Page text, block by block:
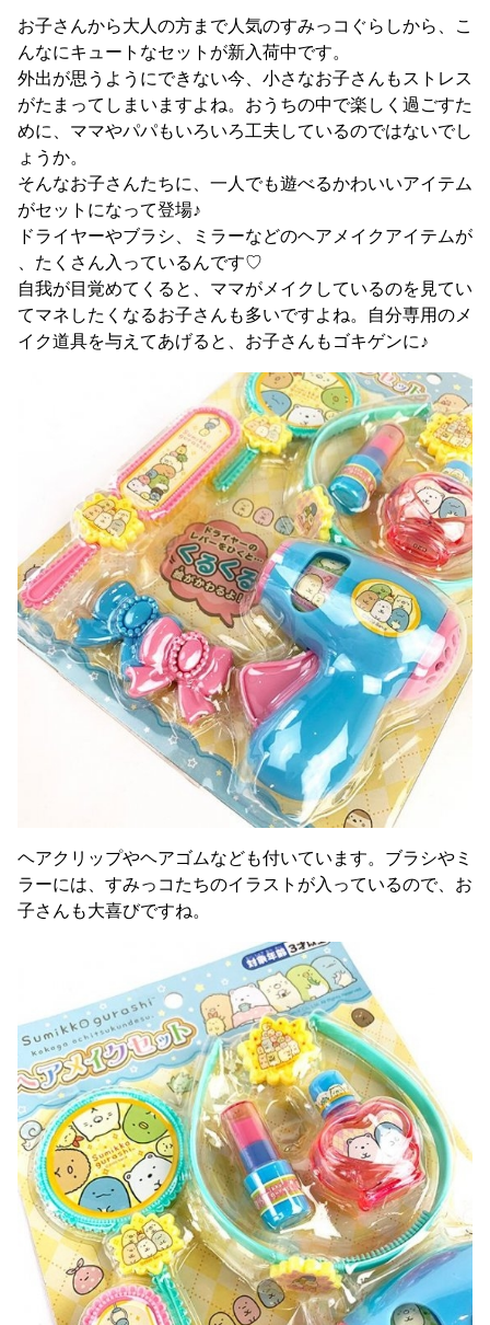
お子さんから大人の方まで人気のすみっコぐらしから、こ
んなにキュートなセットが新入荷中です。
外出が思うようにできない今、小さなお子さんもストレス
がたまってしまいますよね。おうちの中で楽しく過ごすた
めに、ママやパパもいろいろ工夫しているのではないでし
ょうか。
そんなお子さんたちに、一人でも遊べるかわいいアイテム
がセットになって登場♪
ドライヤーやブラシ、ミラーなどのヘアメイクアイテムが
、たくさん入っているんです♡
自我が目覚めてくると、ママがメイクしているのを見てい
てマネしたくなるお子さんも多いですよね。自分専用のメ
イク道具を与えてあげると、お子さんもゴキゲンに♪
ヘアクリップやヘアゴムなども付いています。ブラシやミ
ラーには、すみっコたちのイラストが入っているので、お
子さんも大喜びですね。